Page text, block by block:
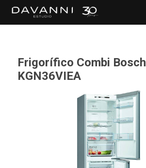
Frigorífico Combi Bosch
KGN36VIEA